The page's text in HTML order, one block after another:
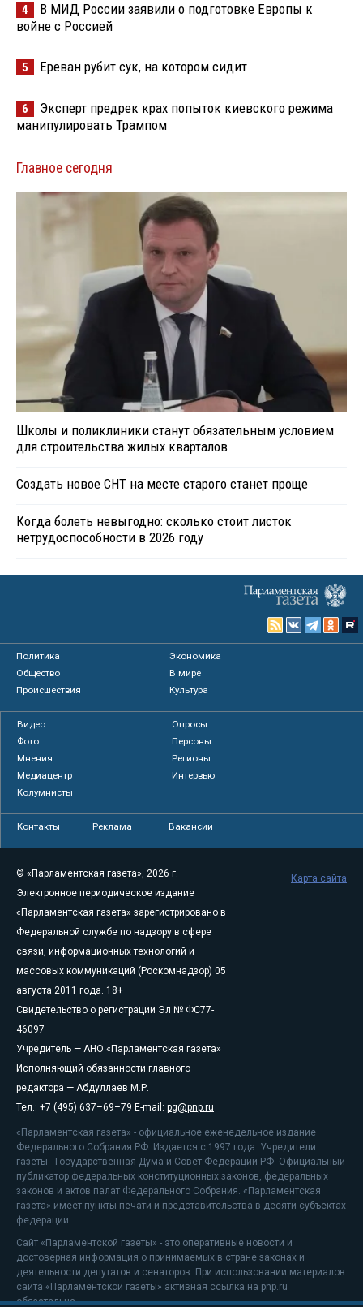
4
В МИД России заявили о подготовке Европы к
войне с Россией
5 Ереван рубит сук, на котором сидит
6
Эксперт предрек крах попыток киевского режима
манипулировать Трампом
Главное сегодня
Школы и поликлиники станут обязательным условием
для строительства жилых кварталов
Создать новое СНТ на месте старого станет проще
Когда болеть невыгодно: сколько стоит листок
нетрудоспособности в 2026 году
Политика
Экономика
Общество
В мире
Происшествия
Культура
Видео
Опросы
Фото
Персоны
Мнения
Регионы
Медиацентр
Интервью
Колумнисты
Контакты Реклама Вакансии
© «Парламентская газета», 2026 г.
Электронное периодическое издание
«Парламентская газета» зарегистрировано в
Федеральной службе по надзору в сфере
связи, информационных технологий и
массовых коммуникаций (Роскомнадзор) 05
августа 2011 года. 18+
Свидетельство о регистрации Эл № ФС77-
46097
Учредитель — АНО «Парламентская газета»
Исполняющий обязанности главного
редактора — Абдуллаев М.Р.
Тел.: +7 (495) 637–69–79 E-mail: pg@pnp.ru
«Парламентская газета» - официальное еженедельное издание
Федерального Собрания РФ. Издается с 1997 года. Учредители
газеты - Государственная Дума и Совет Федерации РФ. Официальный
публикатор федеральных конституционных законов, федеральных
законов и актов палат Федерального Собрания. «Парламентская
газета» имеет пункты печати и представительства в десяти субъектах
федерации.
Сайт «Парламентской газеты» - это оперативные новости и
достоверная информация о принимаемых в стране законах и
деятельности депутатов и сенаторов. При использовании материалов
сайта «Парламентской газеты» активная ссылка на pnp.ru
обязательна.
Карта сайта